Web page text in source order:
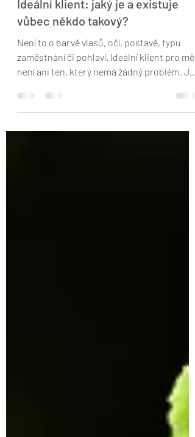
PhDr. Pavlína Doležalová
13. 5. 2021
Minut čtení: 2
Ideální klient: jaký je a existuje
vůbec někdo takový?
zaměstnání či pohlaví. Ideální klient pro mě
není ani ten, který nemá žádný problém. Je
v...